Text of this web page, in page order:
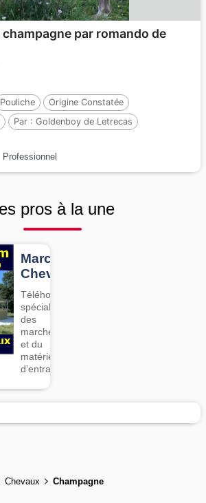
par romando de
Pouliche
Origine Constatée
Par : Goldenboy de Letrecas
Professionnel
pros à la une
Marcheurs
Chevaux
Téléhorse,
spécialiste
des
marcheurs
et du
matériel
d’entrainement
Chevaux Champagne